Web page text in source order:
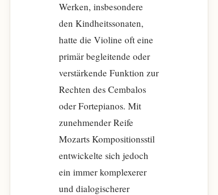
Werken, insbesondere
den Kindheitssonaten,
hatte die Violine oft eine
primär begleitende oder
verstärkende Funktion zur
Rechten des Cembalos
oder Fortepianos. Mit
zunehmender Reife
Mozarts Kompositionsstil
entwickelte sich jedoch
ein immer komplexerer
und dialogischerer